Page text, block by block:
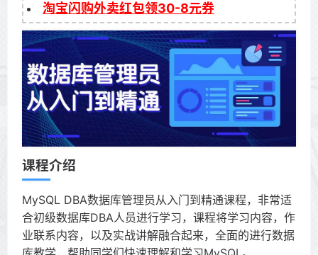
淘宝闪购外卖红包领30-8元券
课程介绍
MySQL DBA数据库管理员从入门到精通课程，非常适
合初级数据库DBA人员进行学习，课程将学习内容，作
业联系内容，以及实战讲解融合起来，全面的进行数据